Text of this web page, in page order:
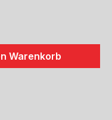
Warenkorb